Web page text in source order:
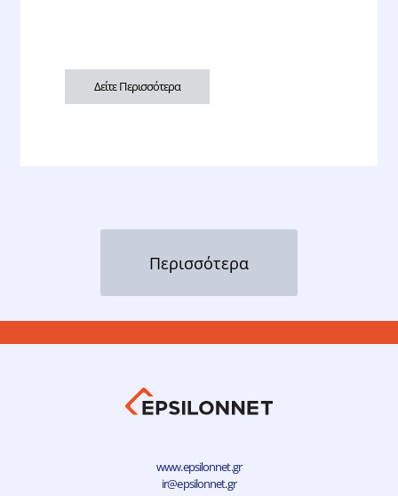
Δείτε Περισσότερα
Περισσότερα
www.epsilonnet.gr
ir@epsilonnet.gr